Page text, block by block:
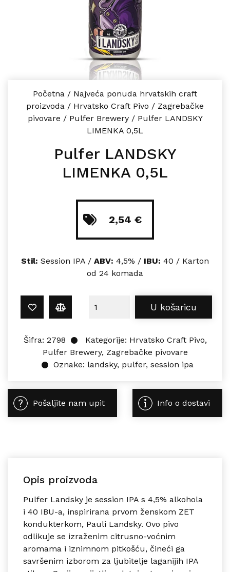
Početna / Najveća ponuda hrvatskih craft
proizvoda / Hrvatsko Craft Pivo / Zagrebačke
pivovare / Pulfer Brewery/ Pulfer LANDSKY
LIMENKA 0,5L
Pulfer LANDSKY
LIMENKA 0,5L
2,54 €
Stil: Session IPA / ABV: 4,5% / IBU: 40 / Karton
od 24 komada
Pulfer LANDSKY LIMENKA 0,5L
U košaricu
Šifra: 2798 Kategorije: Hrvatsko Craft Pivo,
Pulfer Brewery, Zagrebačke pivovare
Oznake: landsky, pulfer, session ipa
Pošaljite nam upit Info o dostavi
Opis proizvoda
Pulfer Landsky je session IPA s 4,5% alkohola
i 40 IBU-a, inspirirana prvom ženskom ZET
kondukterkom, Pauli Landsky. Ovo pivo
odlikuje se izraženim citrusno-voćnim
aromama i iznimnom pitkošću, čineći ga
savršenim izborom za ljubitelje laganijih IPA